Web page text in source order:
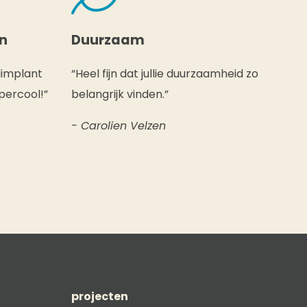
Duurzaam
“Heel fijn dat jullie duurzaamheid zo
belangrijk vinden.”
- Carolien Velzen
projecten